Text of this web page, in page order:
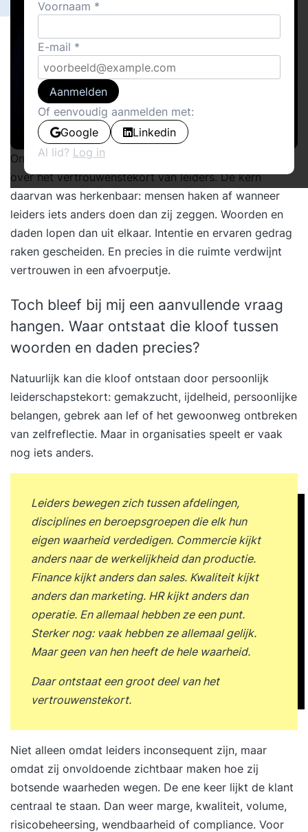
Onlangs las ik hier
over het vertrouwenstekort van leiders. De kern
daarvan was herkenbaar: mensen haken af wanneer
leiders iets anders doen dan zij zeggen. Woorden en
daden lopen dan uit elkaar. Intentie en ervaren gedrag
raken gescheiden. En precies in die ruimte verdwijnt
vertrouwen in een afvoerputje.
Toch bleef bij mij een aanvullende vraag
hangen. Waar ontstaat die kloof tussen
woorden en daden precies?
Natuurlijk kan die kloof ontstaan door persoonlijk
leiderschapstekort: gemakzucht, ijdelheid, persoonlijke
belangen, gebrek aan lef of het gewoonweg ontbreken
van zelfreflectie. Maar in organisaties speelt er vaak
nog iets anders.
Leiders bewegen zich tussen afdelingen,
disciplines en beroepsgroepen die elk hun
eigen waarheid verdedigen. Commercie kijkt
anders naar de werkelijkheid dan productie.
Finance kijkt anders dan sales. Kwaliteit kijkt
anders dan marketing. HR kijkt anders dan
operatie. En allemaal hebben ze een punt.
Sterker nog: vaak hebben ze allemaal gelijk.
Maar geen van hen heeft de hele waarheid.
Daar ontstaat een groot deel van het
vertrouwenstekort.
Niet alleen omdat leiders inconsequent zijn, maar
omdat zij onvoldoende zichtbaar maken hoe zij
botsende waarheden wegen. De ene keer lijkt de klant
centraal te staan. Dan weer marge, kwaliteit, volume,
risicobeheersing, wendbaarheid of compliance. Voor
Voornaam
E-mail
Aanmelden
Of eenvoudig aanmelden met:
Google
Linkedin
Al lid? Log in